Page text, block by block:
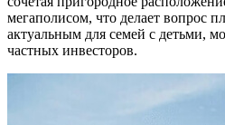
мегаполисом, что делает вопрос
актуальным для семей с детьми,
частных инвесторов.